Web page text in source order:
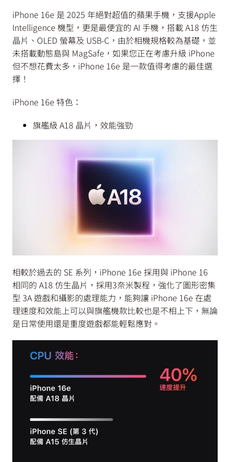
iPhone 16e 是 2025 年絕對超值的蘋果手機，支援Apple
Intelligence 機型，更是最便宜的 AI 手機，搭載 A18 仿生
晶片、OLED 螢幕及 USB-C，由於相機規格較為基礎，並
未搭載動態島與 MagSafe，如果您正在考慮升級 iPhone
但不想花費太多，iPhone 16e 是一款值得考慮的最佳選
擇！
iPhone 16e 特色：
旗艦級 A18 晶片，效能強勁
相較於過去的 SE 系列，iPhone 16e 採用與 iPhone 16
相同的 A18 仿生晶片，採用3奈米製程，強化了圖形密集
型 3A 遊戲和攝影的處理能力，能夠讓 iPhone 16e 在處
理速度和效能上可以與旗艦機款比較也是不相上下，無論
是日常使用還是重度遊戲都能輕鬆應對。